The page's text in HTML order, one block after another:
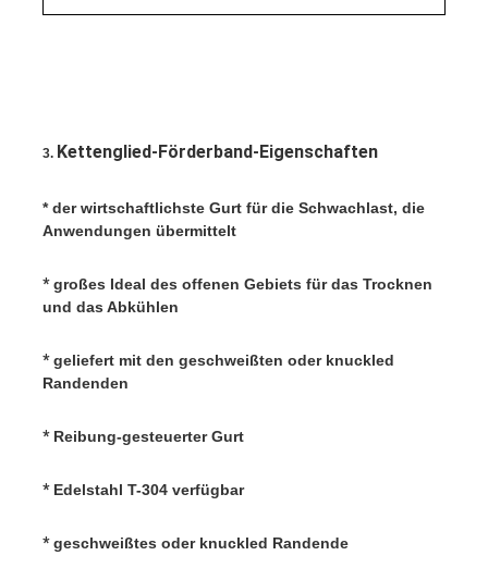
3. Kettenglied-Förderband-Eigenschaften
* der wirtschaftlichste Gurt für die Schwachlast, die
Anwendungen übermittelt
* großes Ideal des offenen Gebiets für das Trocknen
und das Abkühlen
* geliefert mit den geschweißten oder knuckled
Randenden
* Reibung-gesteuerter Gurt
* Edelstahl T-304 verfügbar
* geschweißtes oder knuckled Randende